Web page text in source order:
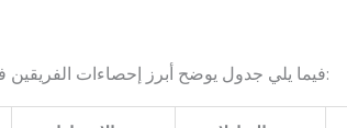
فيما يلي جدول يوضح أبرز إحصاءات الفريقين في الدوري الإنجليزي للموسم الحالي: